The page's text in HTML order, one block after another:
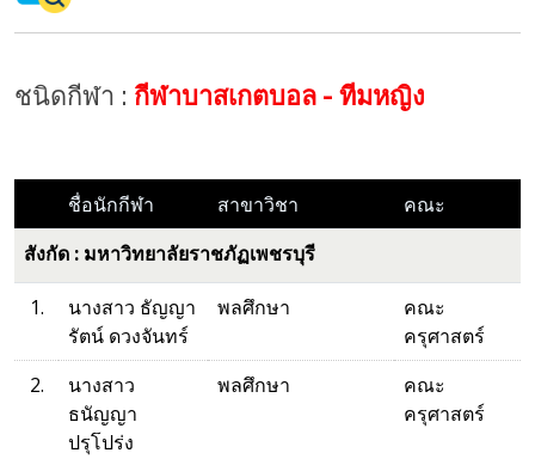
ชนิดกีฬา : กีฬาบาสเกตบอล - ทีมหญิง
ชื่อนักกีฬา สาขาวิชา
คณะ
สังกัด : มหาวิทยาลัยราชภัฏเพชรบุรี
1.
นางสาว ธัญญา
รัตน์ ดวงจันทร์
พลศึกษา
คณะ
ครุศาสตร์
2.
นางสาว
ธนัญญา
ปรุโปร่ง
พลศึกษา
คณะ
ครุศาสตร์